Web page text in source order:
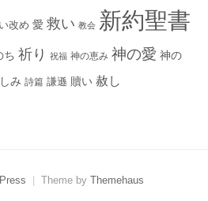
改め 愛 救い 教会 新約聖書
ち 祈り 祝福 神の恵み 神の愛 神の
み 詩篇 謙遜 贖い 赦し
Theme by Themehaus